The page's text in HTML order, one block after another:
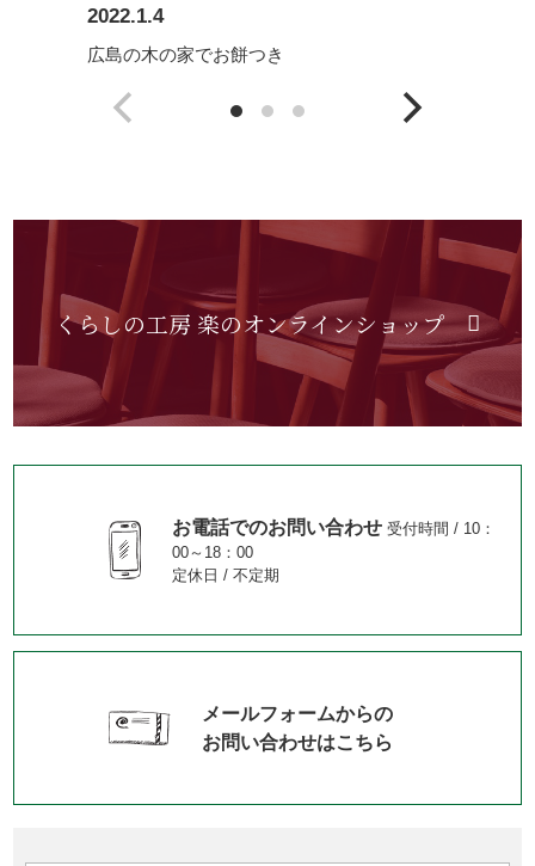
2022.1.4
広島の木の家でお餅つき
くらしの工房 楽のオンラインショップ
お電話でのお問い合わせ 受付時間 / 10：
00～18：00
定休日 / 不定期
メールフォームからの
お問い合わせはこちら